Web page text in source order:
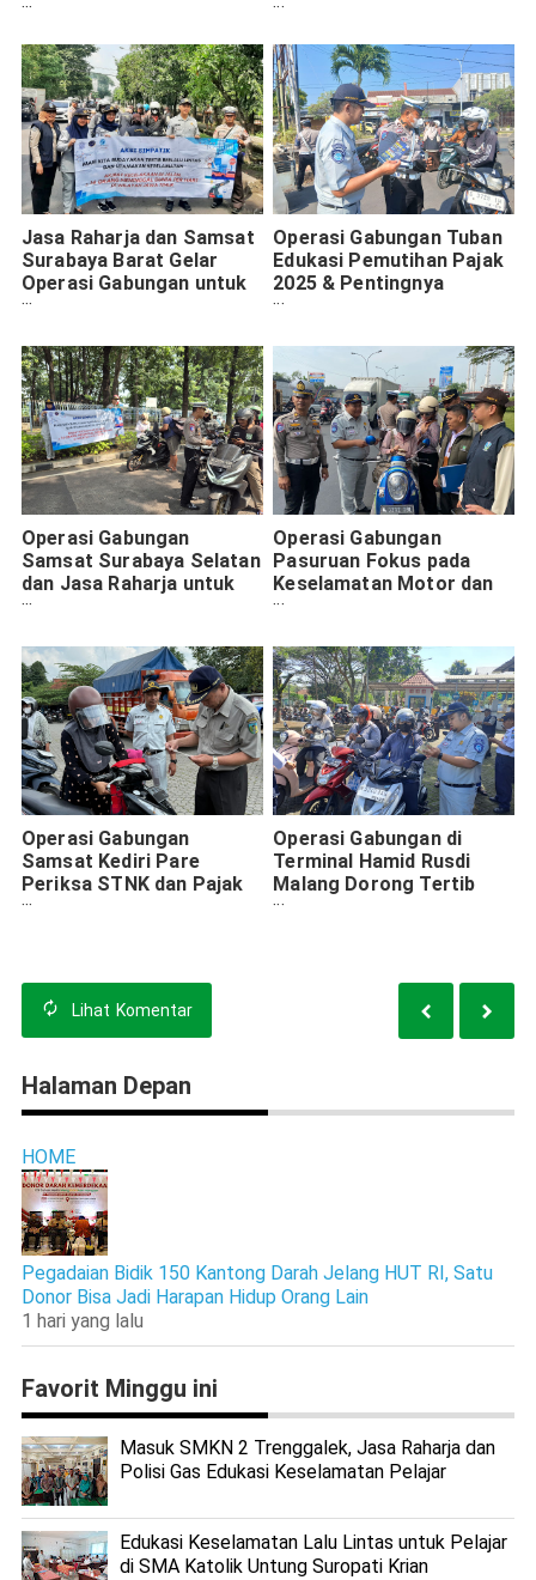
Pajak & Keselamatan dan Pajak Kendaraan
Jasa Raharja dan Samsat
Surabaya Barat Gelar
Operasi Gabungan untuk
Edukasi Keselamatan dan
Operasi Gabungan Tuban
Edukasi Pemutihan Pajak
2025 & Pentingnya
Asuransi Lalu Lintas
Operasi Gabungan
Samsat Surabaya Selatan
dan Jasa Raharja untuk
Edukasi Keselamatan dan
Operasi Gabungan
Pasuruan Fokus pada
Keselamatan Motor dan
Kepatuhan Pajak
Operasi Gabungan
Samsat Kediri Pare
Periksa STNK dan Pajak
Kendaraan Bermotor
Operasi Gabungan di
Terminal Hamid Rusdi
Malang Dorong Tertib
Lalu Lintas dan Kepatuhan
Lihat Komentar
Halaman Depan
HOME
Pegadaian Bidik 150 Kantong Darah Jelang HUT RI, Satu
Donor Bisa Jadi Harapan Hidup Orang Lain
1 hari yang lalu
Favorit Minggu ini
Masuk SMKN 2 Trenggalek, Jasa Raharja dan
Polisi Gas Edukasi Keselamatan Pelajar
Edukasi Keselamatan Lalu Lintas untuk Pelajar
di SMA Katolik Untung Suropati Krian